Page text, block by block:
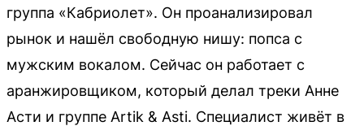
группа «Кабриолет». Он проанализировал
рынок и нашёл свободную нишу: попса с
мужским вокалом. Сейчас он работает с
аранжировщиком, который делал треки Анне
Асти и группе Artik & Asti. Специалист живёт в